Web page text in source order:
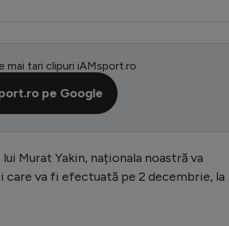
mai tari clipuri iAMsport.ro
pe Google
Murat Yakin, naționala noastră va
care va fi efectuată pe 2 decembrie, la